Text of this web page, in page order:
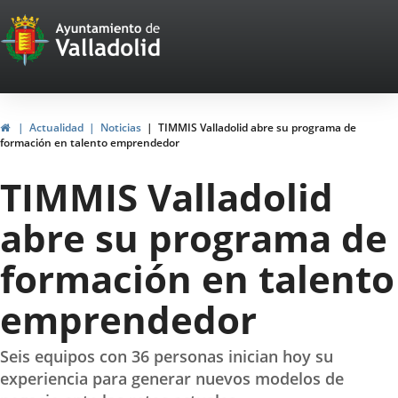
Portal
Web
del
Ayuntamiento
de
Valladolid
InicioActualidad Noticias
TIMMIS Valladolid abre su programa de
formación en talento emprendedor
TIMMIS Valladolid
abre su programa de
formación en talento
emprendedor
Seis equipos con 36 personas inician hoy su
experiencia para generar nuevos modelos de